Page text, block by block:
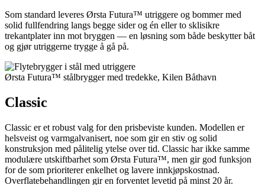
Som standard leveres Ørsta Futura™ utriggere og bommer med
solid fullfendring langs begge sider og én eller to sklisikre
trekantplater inn mot bryggen — en løsning som både beskytter båt
og gjør utriggerne trygge å gå på.
Ørsta Futura™ stålbrygger med tredekke, Kilen Båthavn
Classic
Classic er et robust valg for den prisbeviste kunden. Modellen er
helsveist og varmgalvanisert, noe som gir en stiv og solid
konstruksjon med pålitelig ytelse over tid. Classic har ikke samme
modulære utskiftbarhet som Ørsta Futura™, men gir god funksjon
for de som prioriterer enkelhet og lavere innkjøpskostnad.
Overflatebehandlingen gir en forventet levetid på minst 20 år.